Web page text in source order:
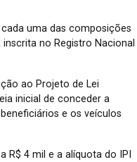
uma das composições
no Registro Nacional
ao Projeto de Lei
inicial de conceder a
e os veículos
R$ 4 mil e a alíquota do IPI